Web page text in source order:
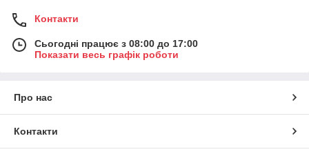
Контакти
Сьогодні працює з 08:00 до 17:00
Показати весь графік роботи
Про нас
Контакти